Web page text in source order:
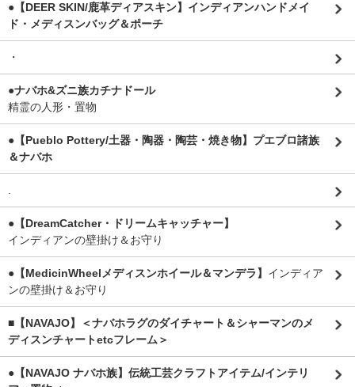
●【DEER SKIN/鹿革ディアスキン】インディアンハンドメイ
ド・メディスンバッグ＆ポーチ
・
●ナバホ&ズニ族カチナドール
精霊の人形・置物
●【Pueblo Pottery/土器・陶器・陶芸・焼き物】プエブロ諸族
＆ナバホ
.
●【DreamCatcher・ドリームキャッチャー】
インディアンの壁掛け＆お守り
●【MedicinWheelメディスンホイール＆マンデラ】 インディア
ンの壁掛け＆お守り
■【NAVAJO】＜ナバホラグのダイチャート＆シャーマンのメ
ディスンチャートetcフレーム＞
●【NAVAJO ナバホ族】伝統工芸クラフトアイテム/インテリ